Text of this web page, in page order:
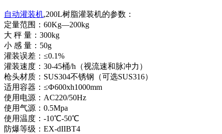
自动灌装机,200L树脂灌装机的参数：
定量范围：60Kg—200kg
大 秤 量：300kg
小 感 量：50g
灌装误差：≤0.1%
灌装速度：30-45桶/h（视流速和脉冲力）
枪头材质：SUS304不锈钢（可选SUS316）
适用容器：≤Ф600xh1000mm
使用电源：AC220/50Hz
使用气源：0.5Mpa
使用温度：-10℃-50℃
防爆等级：EX-dIIBT4